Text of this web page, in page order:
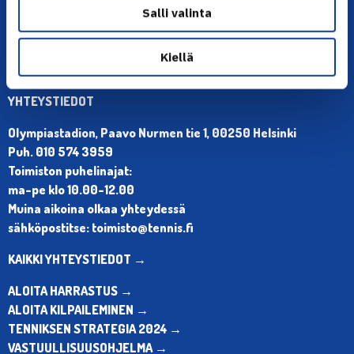
Salli valinta
Kiellä
YHTEYSTIEDOT
Olympiastadion, Paavo Nurmen tie 1, 00250 Helsinki
Puh. 010 574 3959
Toimiston puhelinajat:
ma-pe klo 10.00-12.00
Muina aikoina olkaa yhteydessä
sähköpostitse: toimisto@tennis.fi
KAIKKI YHTEYSTIEDOT →
ALOITA HARRASTUS →
ALOITA KILPAILEMINEN →
TENNIKSEN STRATEGIA 2024 →
VASTUULLISUUSOHJELMA →